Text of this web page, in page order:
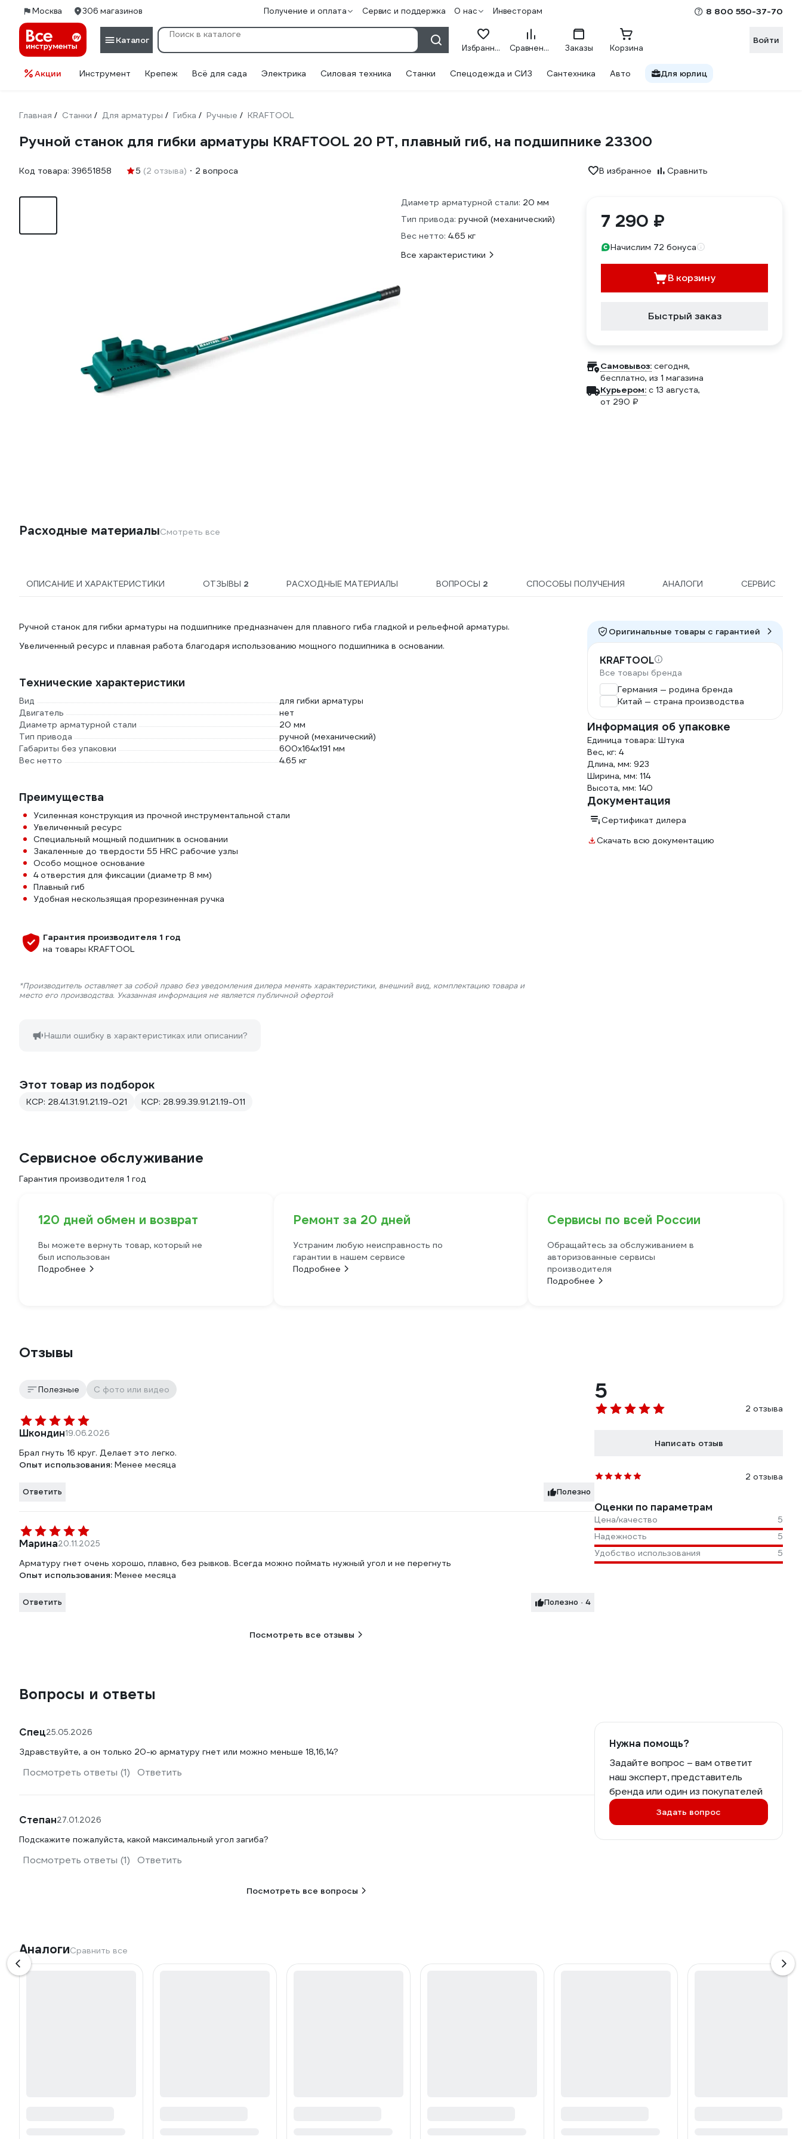
Москва 306 магазинов Получение и оплата Сервис и поддержка О нас Инвесторам 8 800 550-37-70
Каталог
Избранное Сравнение Заказы Корзина
Войти
Акции Инструмент Крепеж Всё для сада Электрика Силовая техника Станки Спецодежда и СИЗ Сантехника Авто Для юрлиц
Главная / Станки / Для арматуры / Гибка / Ручные / KRAFTOOL
Ручной станок для гибки арматуры KRAFTOOL 20 PT, плавный гиб, на подшипнике 23300
Код товара: 39651858 5 (2 отзыва) 2 вопроса В избранное Сравнить
Диаметр арматурной стали: 20 мм
Тип привода: ручной (механический)
Вес нетто: 4.65 кг
Все характеристики
7 290 ₽
Начислим 72 бонуса
В корзину
Быстрый заказ
Самовывоз: сегодня,
бесплатно, из 1 магазина
Курьером: c 13 августа,
от 290 ₽
Расходные материалыСмотреть все
ОПИСАНИЕ И ХАРАКТЕРИСТИКИ ОТЗЫВЫ 2 РАСХОДНЫЕ МАТЕРИАЛЫ ВОПРОСЫ 2 СПОСОБЫ ПОЛУЧЕНИЯ АНАЛОГИ СЕРВИС
Ручной станок для гибки арматуры на подшипнике предназначен для плавного гиба гладкой и рельефной арматуры.
Увеличенный ресурс и плавная работа благодаря использованию мощного подшипника в основании.
Технические характеристики
Вид
для гибки арматуры
Двигатель
нет
Диаметр арматурной стали
20 мм
Тип привода
ручной (механический)
Габариты без упаковки
600х164х191 мм
Вес нетто
4.65 кг
Преимущества
Усиленная конструкция из прочной инструментальной стали
Увеличенный ресурс
Специальный мощный подшипник в основании
Закаленные до твердости 55 HRC рабочие узлы
Особо мощное основание
4 отверстия для фиксации (диаметр 8 мм)
Плавный гиб
Удобная нескользящая прорезиненная ручка
Гарантия производителя 1 год
на товары KRAFTOOL
*Производитель оставляет за собой право без уведомления дилера менять характеристики, внешний вид, комплектацию товара и
место его производства. Указанная информация не является публичной офертой
Нашли ошибку в характеристиках или описании?
Оригинальные товары c гарантией
KRAFTOOL
Все товары бренда
Германия — родина бренда
Китай — страна производства
Информация об упаковке
Единица товара: Штука
Вес, кг: 4
Длина, мм: 923
Ширина, мм: 114
Высота, мм: 140
Документация
Сертификат дилера
Скачать всю документацию
Этот товар из подборок
КСР: 28.41.31.91.21.19-021 КСР: 28.99.39.91.21.19-011
Сервисное обслуживание
Гарантия производителя 1 год
120 дней обмен и возврат
Вы можете вернуть товар, который не
был использован
Подробнее
Ремонт за 20 дней
Устраним любую неисправность по
гарантии в нашем сервисе
Подробнее
Сервисы по всей России
Обращайтесь за обслуживанием в
авторизованные сервисы
производителя
Подробнее
Отзывы
5
2 отзыва
Написать отзыв
2 отзыва
Оценки по параметрам
Цена/качество
5
Надежность
5
Удобство использования
5
Полезные С фото или видео
Шкондин19.06.2026
Брал гнуть 16 круг. Делает это легко.
Опыт использования: Менее месяца
Ответить Полезно
Марина20.11.2025
Арматуру гнет очень хорошо, плавно, без рывков. Всегда можно поймать нужный угол и не перегнуть
Опыт использования: Менее месяца
Ответить Полезно · 4
Посмотреть все отзывы
Вопросы и ответы
Нужна помощь?
Задайте вопрос – вам ответит
наш эксперт, представитель
бренда или один из покупателей
Задать вопрос
Спец25.05.2026
Здравствуйте, а он только 20-ю арматуру гнет или можно меньше 18,16,14?
Посмотреть ответы (1) Ответить
Степан27.01.2026
Подскажите пожалуйста, какой максимальный угол загиба?
Посмотреть ответы (1) Ответить
Посмотреть все вопросы
АналогиСравнить все